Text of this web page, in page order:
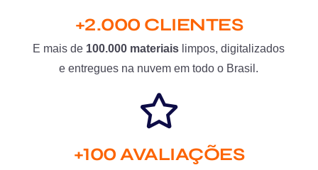
+2.000 CLIENTES
E mais de 100.000 materiais limpos, digitalizados
e entregues na nuvem em todo o Brasil.
+100 AVALIAÇÕES